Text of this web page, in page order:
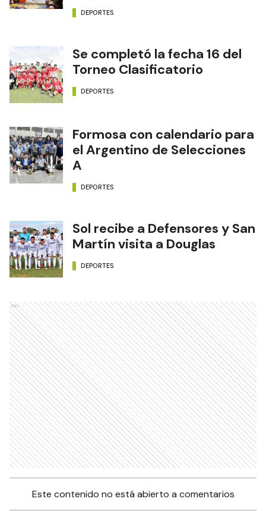
DEPORTES
Se completó la fecha 16 del
Torneo Clasificatorio
DEPORTES
Formosa con calendario para
el Argentino de Selecciones
A
DEPORTES
Sol recibe a Defensores y San
Martín visita a Douglas
DEPORTES
Ads
Este contenido no está abierto a comentarios